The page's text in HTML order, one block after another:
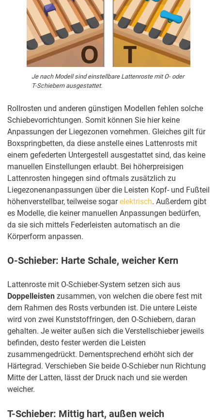
Je nach Modell sind einstellbare Lattenroste mit O- oder
T-Schiebern ausgestattet.
Rollrosten und anderen günstigen Modellen fehlen solche
Schiebevorrichtungen. Somit können Sie hier keine
Anpassungen der Liegezonen vornehmen. Gleiches gilt für
Boxspringbetten, da diese anstelle eines Lattenrosts mit
einem gefederten Untergestell ausgestattet sind, das keine
manuellen Einstellungen erlaubt. Bei höherpreisigen
Lattenrosten hingegen sind oftmals zusätzlich zu
Liegezonenanpassungen über die Leisten Kopf- und Fußteil
höhenverstellbar, teilweise sogarelektrisch. Außerdem gibt
es Modelle, die keiner manuellen Anpassungen bedürfen,
da sie sich mittels Federleisten automatisch an die
Körperform anpassen.
O-Schieber: Harte Schale, weicher Kern
Lattenroste mit O-Schieber-System setzen sich aus
Doppelleisten zusammen, von welchen die obere fest mit
dem Rahmen des Rosts verbunden ist. Die untere Leiste
wird von zwei Kunststoffringen, den O-Schiebern, daran
gehalten. Je weiter außen sich die Verstellschieber jeweils
befinden, desto fester werden die Leisten
zusammengedrückt. Dementsprechend erhöht sich der
Härtegrad. Verschieben Sie beide O-Schieber nun Richtung
Mitte der Latten, lässt der Druck nach und sie werden
weicher.
T-Schieber: Mittig hart, außen weich